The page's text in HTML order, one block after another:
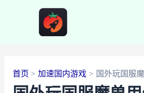
首页 加速国内游戏 国外玩国服